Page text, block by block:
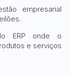
empresarial
ERP onde o
e serviços